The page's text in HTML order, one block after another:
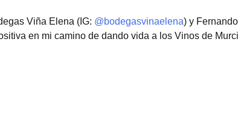
Viña Elena (IG: @bodegasvinaelena) y
en mi camino de dando vida a los Vinos de